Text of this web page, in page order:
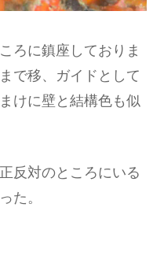
ろに鎮座しておりま
で移、ガイドとして
けに壁と結構色も似
反対のところにいる
た。